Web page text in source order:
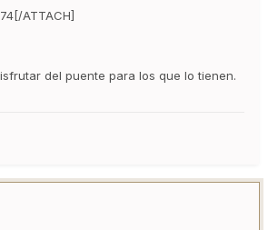
ATTACH]
del puente para los que lo tienen.